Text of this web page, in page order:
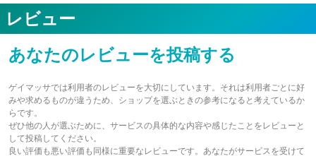
レビュー
あなたのレビューを投稿する
ゲイマッサでは利用者のレビューを大切にしています。それは利用者ごとに好
みや求めるものが違うため、ショップを選ぶときの参考になると考えているか
らです。
ぜひ他の人が選ぶために、サービスの具体的な内容や感じたことをレビューと
して投稿してください。
良い評価も悪い評価も同様に重要なレビューです。あなたがサービスを受けて